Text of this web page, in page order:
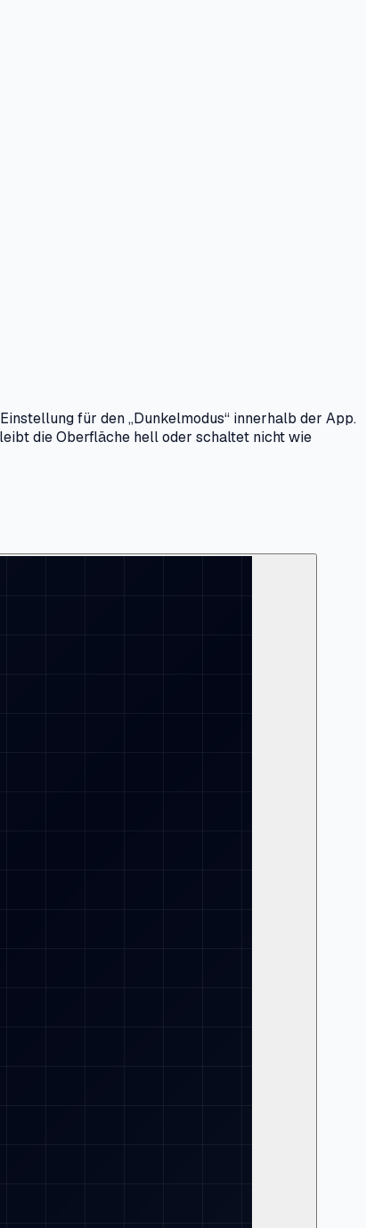
für den „Dunkelmodus“ innerhalb der App.
die Oberfläche hell oder schaltet nicht wie